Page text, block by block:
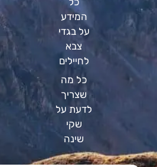
המידע
על בגדי
לחיילים
כל מה
שצריך
לדעת על
שינה